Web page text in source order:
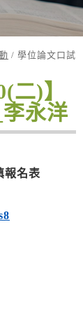
/ 學位論文口試
二)】
永洋
報名表